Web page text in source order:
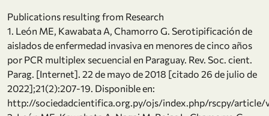
Publications resulting from Research
1. León ME, Kawabata A, Chamorro G. Serotipificación de
aislados de enfermedad invasiva en menores de cinco años
por PCR multiplex secuencial en Paraguay. Rev. Soc. cient.
Parag. [Internet]. 22 de mayo de 2018 [citado 26 de julio de
2022];21(2):207-19. Disponible en:
http://sociedadcientifica.org.py/ojs/index.php/rscpy/article/